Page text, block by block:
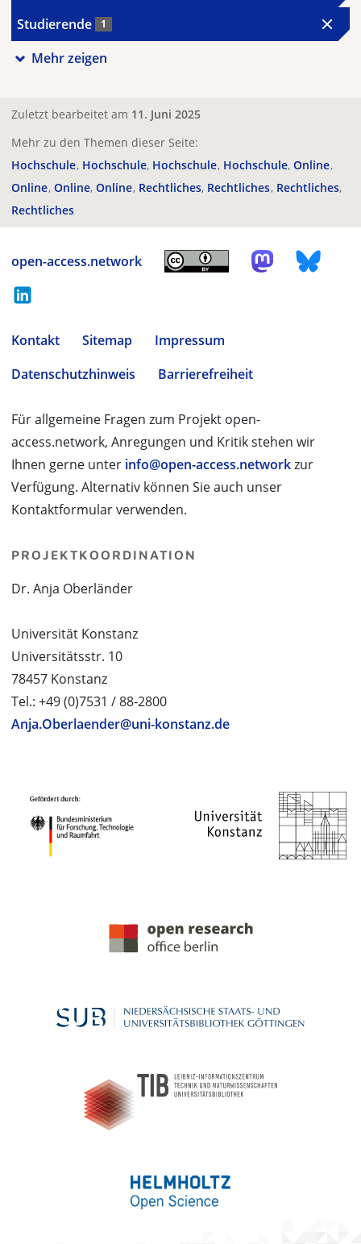
Studierende 1
Mehr zeigen
Zuletzt bearbeitet am 11. Juni 2025
Mehr zu den Themen dieser Seite:
Hochschule Hochschule Hochschule Hochschule Online
Online Online Online Rechtliches Rechtliches Rechtliches
Rechtliches
open-access.network
Kontakt Sitemap
Impressum
Datenschutzhinweis
Barrierefreiheit
Für allgemeine Fragen zum Projekt open-
access.network, Anregungen und Kritik stehen wir
Ihnen gerne unter info@open-access.networkzur
Verfügung. Alternativ können Sie auch unser
Kontaktformular verwenden.
PROJEKTKOORDINATION
Dr. Anja Oberländer
Universität Konstanz
Universitätsstr. 10
78457 Konstanz
Tel.: +49 (0)7531 / 88-2800
Anja.Oberlaender@uni-konstanz.de